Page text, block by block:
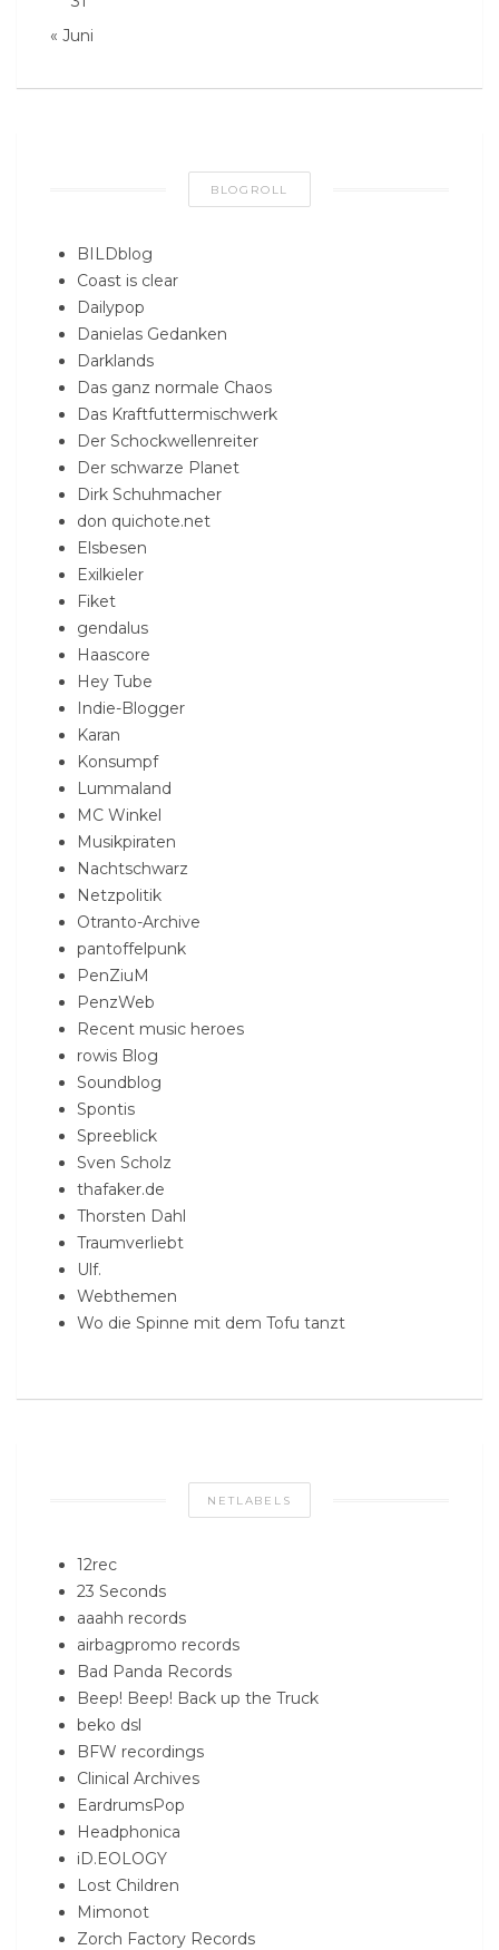
« Juni
BLOGROLL
BILDblog
Coast is clear
Dailypop
Danielas Gedanken
Darklands
Das ganz normale Chaos
Das Kraftfuttermischwerk
Der Schockwellenreiter
Der schwarze Planet
Dirk Schuhmacher
don quichote.net
Elsbesen
Exilkieler
Fiket
gendalus
Haascore
Hey Tube
Indie-Blogger
Karan
Konsumpf
Lummaland
MC Winkel
Musikpiraten
Nachtschwarz
Netzpolitik
Otranto-Archive
pantoffelpunk
PenZiuM
PenzWeb
Recent music heroes
rowis Blog
Soundblog
Spontis
Spreeblick
Sven Scholz
thafaker.de
Thorsten Dahl
Traumverliebt
Ulf.
Webthemen
Wo die Spinne mit dem Tofu tanzt
NETLABELS
12rec
23 Seconds
aaahh records
airbagpromo records
Bad Panda Records
Beep! Beep! Back up the Truck
beko dsl
BFW recordings
Clinical Archives
EardrumsPop
Headphonica
iD.EOLOGY
Lost Children
Mimonot
Zorch Factory Records